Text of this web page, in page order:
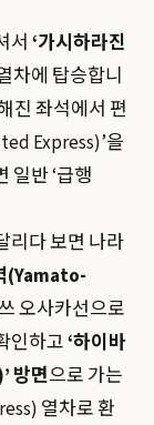
서 ‘가시하라진
차에 탑승합니
진 좌석에서 편
Express)’을
일반 ‘급행
리다 보면 나라
(Yamato-
오사카선으로
인하고‘하이바
방면으로 가는
열차로 환